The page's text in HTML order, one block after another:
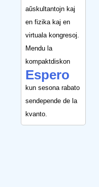
aŭskultantojn kaj
en fizika kaj en
virtuala kongresoj.
Mendu la
kompaktdiskon
Espero
kun sesona rabato
sendepende de la
kvanto.